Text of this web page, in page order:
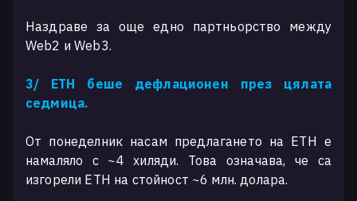
Наздраве за още едно партньорство между
Web2 и Web3.
3/ ETH беше дефлационен през цялата
седмица.
От понеделник насам предлагането на ETH е
намаляло с ~4 хиляди. Това означава, че са
изгорели ETH на стойност ~6 млн. долара.